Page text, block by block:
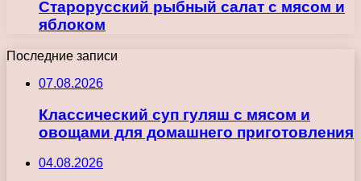
Старорусский рыбный салат с мясом и
яблоком
Последние записи
07.08.2026
Классический суп гуляш с мясом и
овощами для домашнего приготовления
04.08.2026